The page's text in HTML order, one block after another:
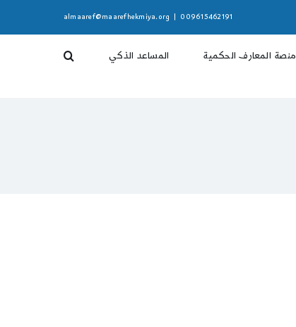
009615462191
almaaref@maarefhekmiya.org
منصة المعارف الحكمية المساعد الذكي